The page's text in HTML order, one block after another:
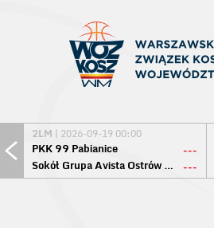
2LM | 2026-09-19 00:00
PKK 99 Pabianice
---
Sokół Grupa Avista Ostrów Maz. ---